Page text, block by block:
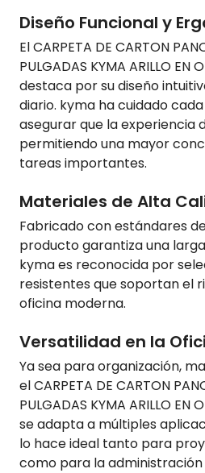
Diseño Funcional y
El CARPETA DE CARTON
PULGADAS KYMA ARILLO EN
destaca por su diseño
diario. kyma ha cuidado
asegurar que la experiencia
permitiendo una mayor
tareas importantes.
Materiales de Alta
Fabricado con estándares
producto garantiza una
kyma es reconocida por
resistentes que soportan el
oficina moderna.
Versatilidad en la
Ya sea para organización,
el CARPETA DE CARTON
PULGADAS KYMA ARILLO EN
se adapta a múltiples
lo hace ideal tanto para
como para la